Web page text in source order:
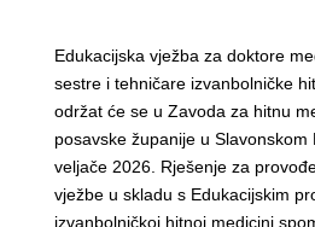
Edukacijska vježba za doktore
sestre i tehničare izvanbolničke
održat će se u Zavoda za hitnu
posavske županije u Slavonskom
veljače 2026. Rješenje za
vježbe u skladu s Edukacijskim
izvanbolničkoj hitnoj medicini